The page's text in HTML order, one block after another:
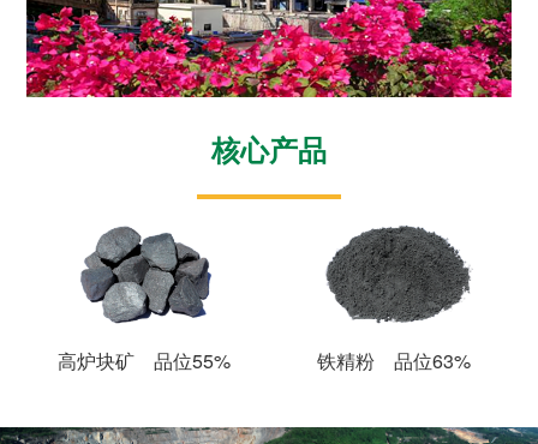
核心产品
高炉块矿 品位55% 铁精粉 品位63%